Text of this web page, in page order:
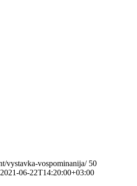
vystavka-vospominanija/ 50
2021-06-22T14:20:00+03:00